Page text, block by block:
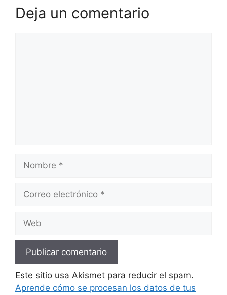
Deja un comentario
Nombre
Correo
Web
Este sitio usa Akismet para reducir el spam.
Aprende cómo se procesan los datos de tus